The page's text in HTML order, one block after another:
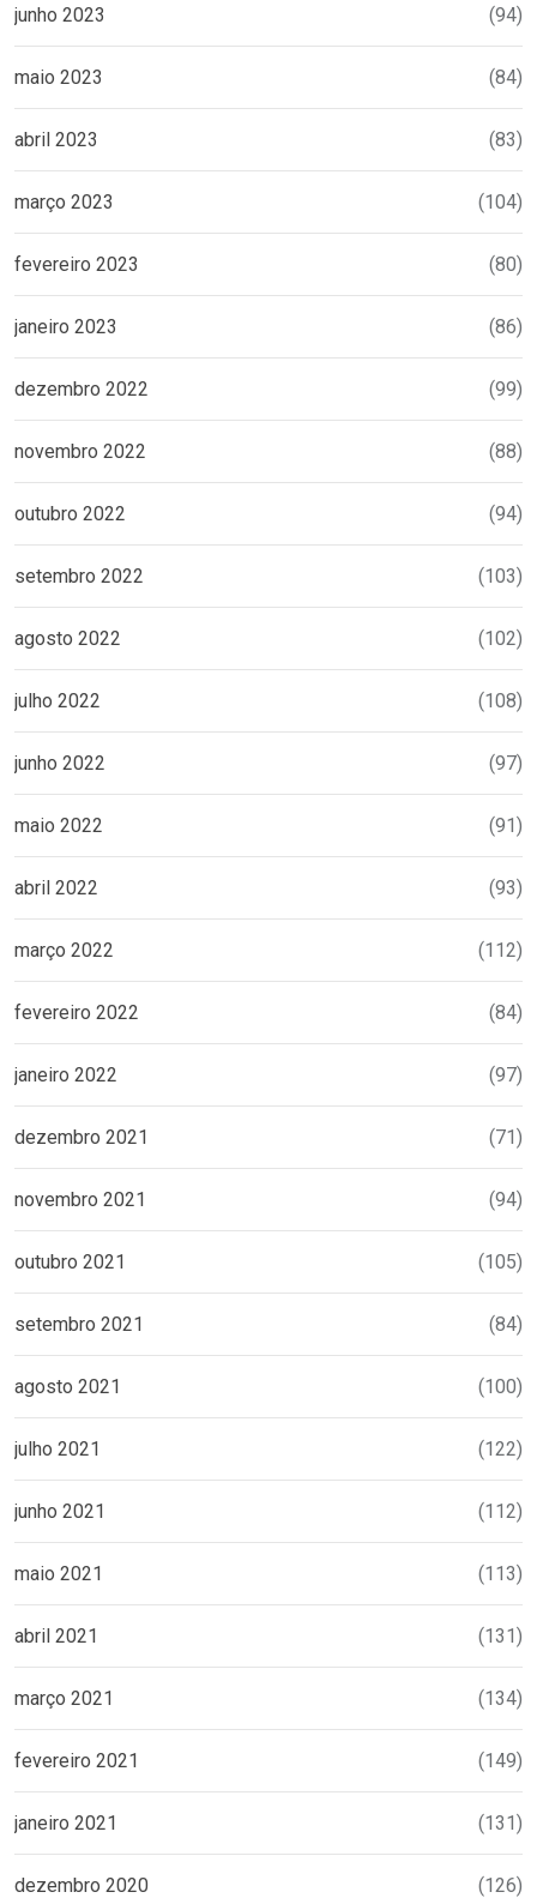
junho 2023 (94)
maio 2023 (84)
abril 2023 (83)
março 2023 (104)
fevereiro 2023 (80)
janeiro 2023 (86)
dezembro 2022 (99)
novembro 2022 (88)
outubro 2022 (94)
setembro 2022 (103)
agosto 2022 (102)
julho 2022 (108)
junho 2022 (97)
maio 2022 (91)
abril 2022 (93)
março 2022 (112)
fevereiro 2022 (84)
janeiro 2022 (97)
dezembro 2021 (71)
novembro 2021 (94)
outubro 2021 (105)
setembro 2021 (84)
agosto 2021 (100)
julho 2021 (122)
junho 2021 (112)
maio 2021 (113)
abril 2021 (131)
março 2021 (134)
fevereiro 2021 (149)
janeiro 2021 (131)
dezembro 2020 (126)